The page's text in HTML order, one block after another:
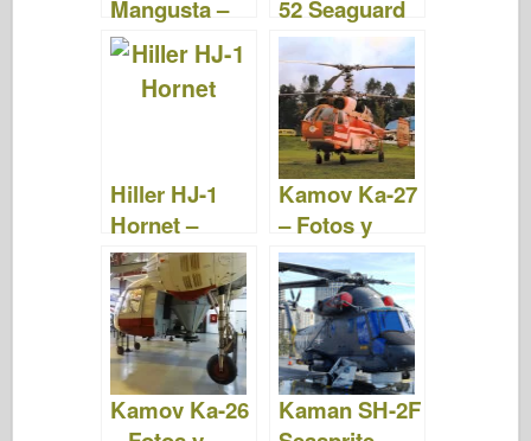
Mangusta –
Fotos y
Videos
52 Seaguard
– Fotos y
videos
Hiller HJ-1
Hornet –
Fotos y
Videos
Kamov Ka-27
– Fotos y
Video
Kamov Ka-26
Kaman SH-2F